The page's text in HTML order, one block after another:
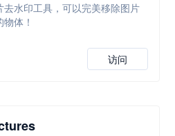
去水印工具，可以完美移除图片
体！
访问